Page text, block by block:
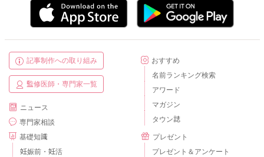
記事制作への取り組み
監修医師・専門家一覧
ニュース
専門家相談
基礎知識
妊娠前・妊活
おすすめ
名前ランキング検索
アワード
マガジン
タウン誌
プレゼント
プレゼント＆アンケート